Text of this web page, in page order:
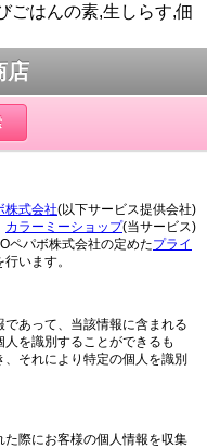
ごはんの素,生しらす,佃
店
株式会社(以下サービス提供会社)
カラーミーショップ(当サービス)
ペパボ株式会社の定めたプライ
います。
であって、当該情報に含まれる
を識別することができるも
それにより特定の個人を識別
際にお客様の個人情報を収集